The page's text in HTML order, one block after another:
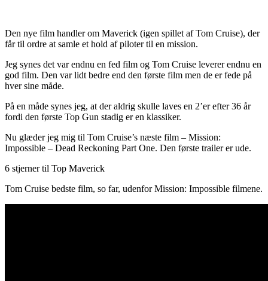
Den nye film handler om Maverick (igen spillet af Tom Cruise), der
får til ordre at samle et hold af piloter til en mission.
Jeg synes det var endnu en fed film og Tom Cruise leverer endnu en
god film. Den var lidt bedre end den første film men de er fede på
hver sine måde.
På en måde synes jeg, at der aldrig skulle laves en 2’er efter 36 år
fordi den første Top Gun stadig er en klassiker.
Nu glæder jeg mig til Tom Cruise’s næste film – Mission:
Impossible – Dead Reckoning Part One. Den første trailer er ude.
6 stjerner til Top Maverick
Tom Cruise bedste film, so far, udenfor Mission: Impossible filmene.